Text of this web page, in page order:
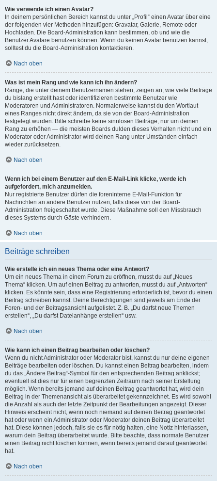
Wie verwende ich einen Avatar?
In deinem persönlichen Bereich kannst du unter „Profil“ einen Avatar über eine
der folgenden vier Methoden hinzufügen: Gravatar, Galerie, Remote oder
Hochladen. Die Board-Administration kann bestimmen, ob und wie die
Benutzer Avatare benutzen können. Wenn du keinen Avatar benutzen kannst,
solltest du die Board-Administration kontaktieren.
Nach oben
Was ist mein Rang und wie kann ich ihn ändern?
Ränge, die unter deinem Benutzernamen stehen, zeigen an, wie viele Beiträge
du bislang erstellt hast oder identifizieren bestimmte Benutzer wie
Moderatoren und Administratoren. Normalerweise kannst du den Wortlaut
eines Ranges nicht direkt ändern, da sie von der Board-Administration
festgelegt wurden. Bitte schreibe keine sinnlosen Beiträge, nur um deinen
Rang zu erhöhen — die meisten Boards dulden dieses Verhalten nicht und ein
Moderator oder Administrator wird deinen Rang unter Umständen einfach
wieder zurücksetzen.
Nach oben
Wenn ich bei einem Benutzer auf den E-Mail-Link klicke, werde ich
aufgefordert, mich anzumelden.
Nur registrierte Benutzer dürfen die foreninterne E-Mail-Funktion für
Nachrichten an andere Benutzer nutzen, falls diese von der Board-
Administration freigeschaltet wurde. Diese Maßnahme soll den Missbrauch
dieses Systems durch Gäste verhindern.
Nach oben
Beiträge schreiben
Wie erstelle ich ein neues Thema oder eine Antwort?
Um ein neues Thema in einem Forum zu eröffnen, musst du auf „Neues
Thema“ klicken. Um auf einen Beitrag zu antworten, musst du auf „Antworten“
klicken. Es könnte sein, dass eine Registrierung erforderlich ist, bevor du einen
Beitrag schreiben kannst. Deine Berechtigungen sind jeweils am Ende der
Foren- und der Beitragsansicht aufgelistet. Z. B. „Du darfst neue Themen
erstellen“, „Du darfst Dateianhänge erstellen“ usw.
Nach oben
Wie kann ich einen Beitrag bearbeiten oder löschen?
Wenn du nicht Administrator oder Moderator bist, kannst du nur deine eigenen
Beiträge bearbeiten oder löschen. Du kannst einen Beitrag bearbeiten, indem
du das „Ändere Beitrag“-Symbol für den entsprechenden Beitrag anklickst;
eventuell ist dies nur für einen begrenzten Zeitraum nach seiner Erstellung
möglich. Wenn bereits jemand auf deinen Beitrag geantwortet hat, wird dein
Beitrag in der Themenansicht als überarbeitet gekennzeichnet. Es wird sowohl
die Anzahl als auch der letzte Zeitpunkt der Bearbeitungen angezeigt. Dieser
Hinweis erscheint nicht, wenn noch niemand auf deinen Beitrag geantwortet
hat oder wenn ein Administrator oder Moderator deinen Beitrag überarbeitet
hat. Diese können jedoch, falls sie es für nötig halten, eine Notiz hinterlassen,
warum dein Beitrag überarbeitet wurde. Bitte beachte, dass normale Benutzer
einen Beitrag nicht löschen können, wenn bereits jemand darauf geantwortet
hat.
Nach oben